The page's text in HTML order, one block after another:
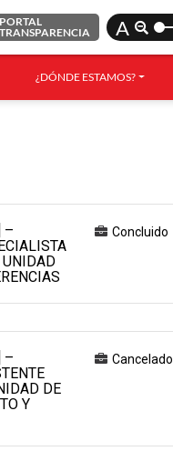
PORTAL
TRANSPARENCIA
A
¿DÓNDE ESTAMOS?
–
Concluido
–
DE
Y
Cancelado